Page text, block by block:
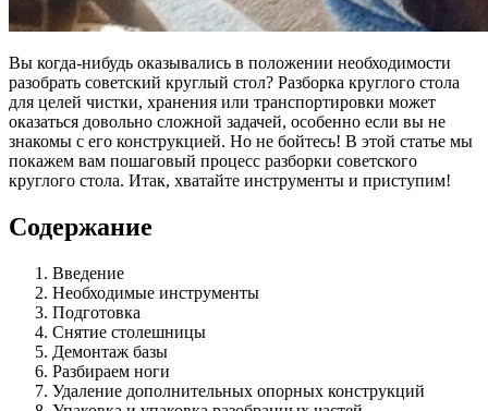
Вы когда-нибудь оказывались в положении необходимости
разобрать советский круглый стол? Разборка круглого стола
для целей чистки, хранения или транспортировки может
оказаться довольно сложной задачей, особенно если вы не
знакомы с его конструкцией. Но не бойтесь! В этой статье мы
покажем вам пошаговый процесс разборки советского
круглого стола. Итак, хватайте инструменты и приступим!
Содержание
Введение
Необходимые инструменты
Подготовка
Снятие столешницы
Демонтаж базы
Разбираем ноги
Удаление дополнительных опорных конструкций